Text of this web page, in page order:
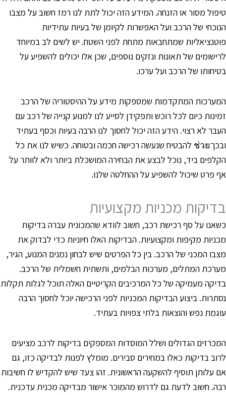
מסור או הזנחה. המידע הזה יכול לתת לנו רמז חשוב על מצבו
של הרכב ועל האפשרות לקיומן של בעיות עתידיות
שמתחבאות מתחת לפני השטח. יש לשים לב במיוחד
של תאונות ונזקים נוספים, שכן אלו יכולים להשפיע על
של הרכב ועל ערכו.
המתקדמות שמספקות מידע על ההיסטוריה של הרכב
כיום לכל רוכש ותפקידן לסייע לנו למנוע קנייה של רכב עם
לא רצוי. הידע הזה יכול לחסוך לנו הרבה בעיות וכסף בעתיד
ובכךช่วย להבטיח שנעשה רכישה חכמה ובטוחה. כשיש לנו את כל
ביד, נוכל לבצע את הבחירה המושכלת ביותר ולא לוותר על
פרט שיכול להשפיע על ההחלטה שלנו.
מכניות מקצועיות
על סף רכישת רכב, חשוב לוודא שהמכונית עברה בדיקות
מקיפות ומקצועיות. הבדיקות האלו חיוניות כדי לבדוק את
המכני של הרכב. בין כל הפרטים שיש לבחון נמנים המנוע, הגיר,
המתלים, מערכות הבלמים, ותשתית חשמלית של הרכב.
מעמיקה של כל המרכיבים הקריטיים האלה תוכל לגלות תקלות
ביצוע הבדיקות המכניות לפני הרכישה יוכל לחסוך הרבה
נפש והוצאות בלתי צפויות בעתיד.
הגדולים ושלל המוסדות המספקים בדיקות לרכב מציעים
בדיקות כאלו במחירים סבירים. מומלץ לפנות לבדיקה כזו, גם
עלותן תוסיף להשקעה הראשונית. זהו צעד שיש להקדיש לו חשיבות
חשוב לדעת גם לדרוש מהמוכר אישור מבדיקה מכנית עדכנית.